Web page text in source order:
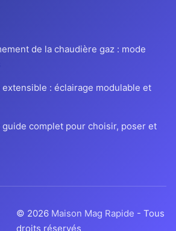
de la chaudière gaz : mode
: éclairage modulable et
complet pour choisir, poser et
© 2026 Maison Mag Rapide - Tous
droits réservés